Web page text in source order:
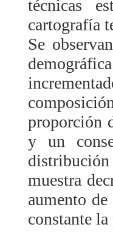
técnicas
cartografía
Se
proporción
y un
muestra
aumento
constante